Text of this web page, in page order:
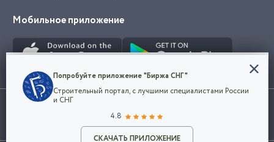
Разместить объявление
Мобильное приложение
Использование сайта, в том числе подача объявлений, означает
марки представленные на сайте являются собственностью их
Конфиденциальность
Мы используем файлы cookie, чтобы сделать
наш сайт удобным для каждого
Политикой конфиденциальности компании
и принимаете условия использования cookie.
Попробуйте приложение "Биржа СНГ"
Строительный портал, с лучшими специалистами России
и СНГ
4.8
СКАЧАТЬ ПРИЛОЖЕНИЕ